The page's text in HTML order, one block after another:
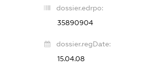
dossier.edrpo:
35890904
dossier.regDate:
15.04.08